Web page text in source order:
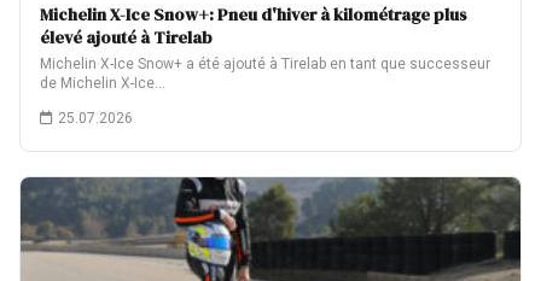
Michelin X-Ice Snow+: Pneu d'hiver à kilométrage plus
élevé ajouté à Tirelab
Michelin X-Ice Snow+ a été ajouté à Tirelab en tant que successeur
de Michelin X-Ice…
25.07.2026